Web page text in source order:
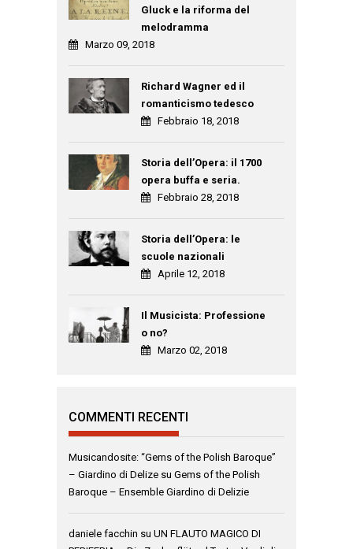
Gluck e la riforma del
melodramma
Marzo 09, 2018
Richard Wagner ed il
romanticismo tedesco
Febbraio 18, 2018
Storia dell’Opera: il 1700
opera buffa e seria.
Febbraio 28, 2018
Storia dell’Opera: le
scuole nazionali
Aprile 12, 2018
Il Musicista: Professione
o no?
Marzo 02, 2018
COMMENTI RECENTI
Musicandosite: “Gems of the Polish Baroque”
– Giardino di Delize su Gems of the Polish
Baroque – Ensemble Giardino di Delizie
daniele facchin su UN FLAUTO MAGICO DI